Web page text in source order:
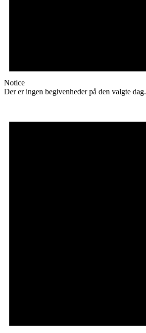
Notice
Der er ingen begivenheder på den valgte dag.